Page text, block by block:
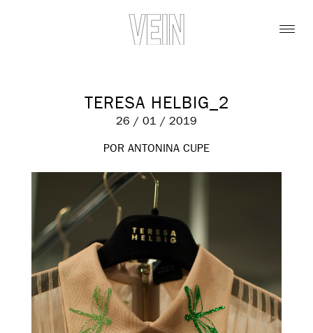
TERESA HELBIG_2
26 / 01 / 2019
POR ANTONINA CUPE